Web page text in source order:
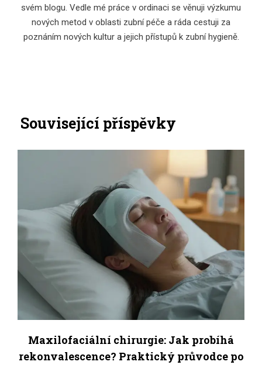
svém blogu. Vedle mé práce v ordinaci se věnuji výzkumu
nových metod v oblasti zubní péče a ráda cestuji za
poznáním nových kultur a jejich přístupů k zubní hygieně.
Související příspěvky
Maxilofaciální chirurgie: Jak probíhá
rekonvalescence? Praktický průvodce po